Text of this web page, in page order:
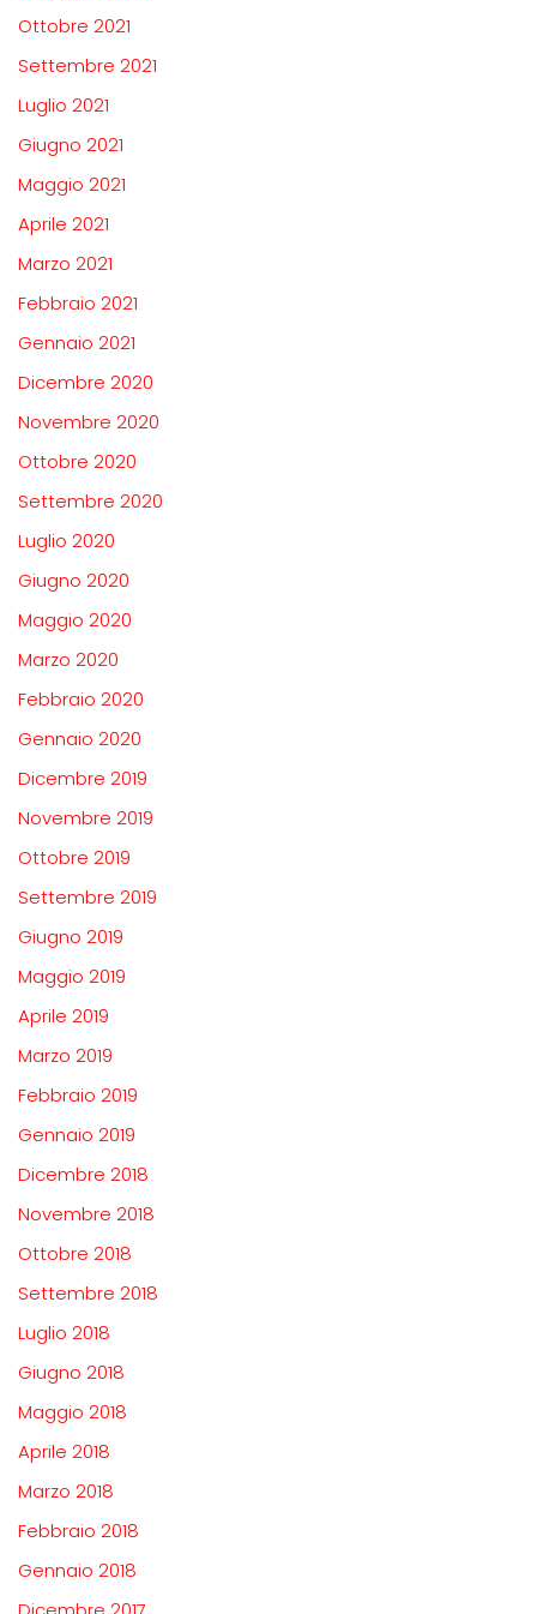
Ottobre 2021
Settembre 2021
Luglio 2021
Giugno 2021
Maggio 2021
Aprile 2021
Marzo 2021
Febbraio 2021
Gennaio 2021
Dicembre 2020
Novembre 2020
Ottobre 2020
Settembre 2020
Luglio 2020
Giugno 2020
Maggio 2020
Marzo 2020
Febbraio 2020
Gennaio 2020
Dicembre 2019
Novembre 2019
Ottobre 2019
Settembre 2019
Giugno 2019
Maggio 2019
Aprile 2019
Marzo 2019
Febbraio 2019
Gennaio 2019
Dicembre 2018
Novembre 2018
Ottobre 2018
Settembre 2018
Luglio 2018
Giugno 2018
Maggio 2018
Aprile 2018
Marzo 2018
Febbraio 2018
Gennaio 2018